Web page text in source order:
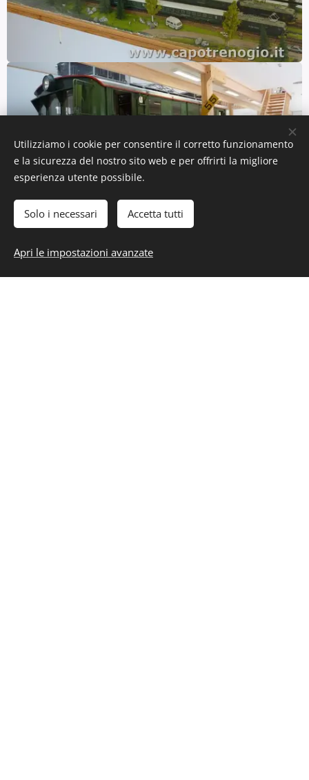
Utilizziamo i cookie per consentire il corretto funzionamento
e la sicurezza del nostro sito web e per offrirti la migliore
esperienza utente possibile.
Solo i necessari Accetta tutti
Apri le impostazioni avanzate